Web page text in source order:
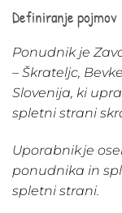
Definiranje pojmov
Ponudnikje
– Škrateljc,
Slovenija, ki
spletni strani
Uporabnik je
ponudnika in
spletni strani.